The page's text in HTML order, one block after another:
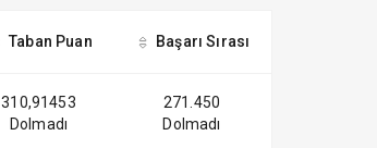
Taban Puan Başarı Sırası
310,91453
Dolmadı
271.450
Dolmadı